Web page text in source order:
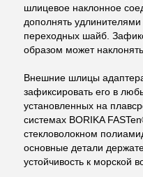
шлицевое наклонное
дополнять
переходных шайб.
образом может
Внешние шлицы
зафиксировать его в
установленных на
системах BORIKA
стекловолокном
основные детали
устойчивость к морской